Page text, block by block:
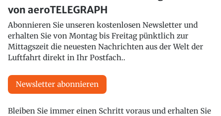
von aeroTELEGRAPH
Abonnieren Sie unseren kostenlosen Newsletter und
erhalten Sie von Montag bis Freitag pünktlich zur
Mittagszeit die neuesten Nachrichten aus der Welt der
Luftfahrt direkt in Ihr Postfach..
Newsletter abonnieren
Bleiben Sie immer einen Schritt voraus und erhalten Sie